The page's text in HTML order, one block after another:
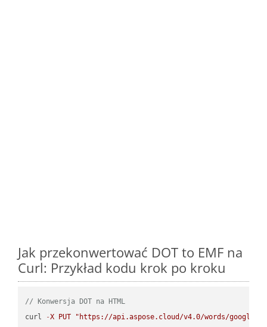
Jak przekonwertować DOT to EMF na
Curl: Przykład kodu krok po kroku
// Konwersja DOT na HTML
curl
-X PUT
"https://api.aspose.cloud/v4.0/words/